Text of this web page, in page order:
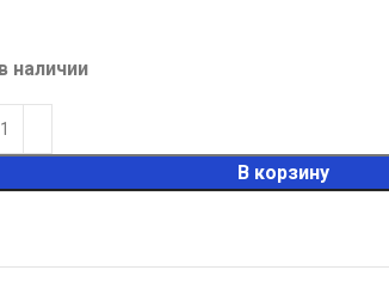
наличии
В корзину